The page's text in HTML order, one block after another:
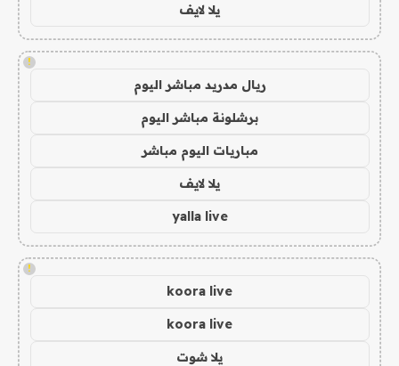
يلا لايف
!
ريال مدريد مباشر اليوم
برشلونة مباشر اليوم
مباريات اليوم مباشر
يلا لايف
yalla live
!
koora live
koora live
يلا شوت